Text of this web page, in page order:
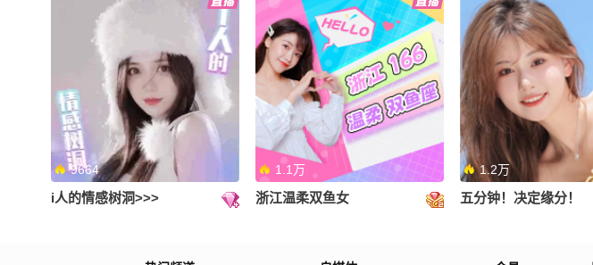
9664
i人的情感树洞>>>
1.1万
浙江温柔双鱼女
1.2万
五分钟！决定缘分！